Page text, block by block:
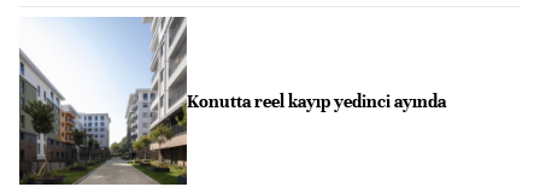
Konutta reel kayıp yedinci ayında